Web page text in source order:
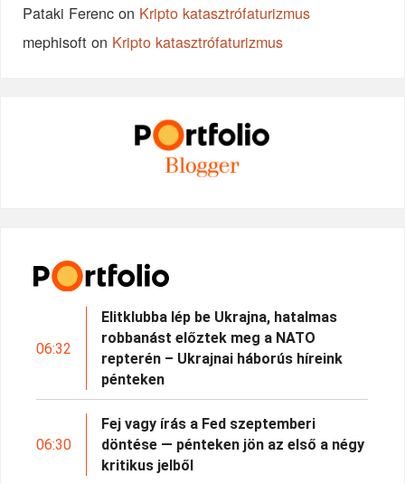
Pataki Ferenc on Kripto katasztrófaturizmus
mephisoft on Kripto katasztrófaturizmus
06:32
Elitklubba lép be Ukrajna, hatalmas
robbanást előztek meg a NATO
repterén – Ukrajnai háborús híreink
pénteken
06:30
Fej vagy írás a Fed szeptemberi
döntése — pénteken jön az első a négy
kritikus jelből